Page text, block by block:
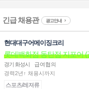
긴급 채용관 광고안내
현대대구어메이징크리
롯데백화점 동탄점 지포어
경기 화성시
급여협의
경력2년↑ 채용시까지
스포츠/레져류